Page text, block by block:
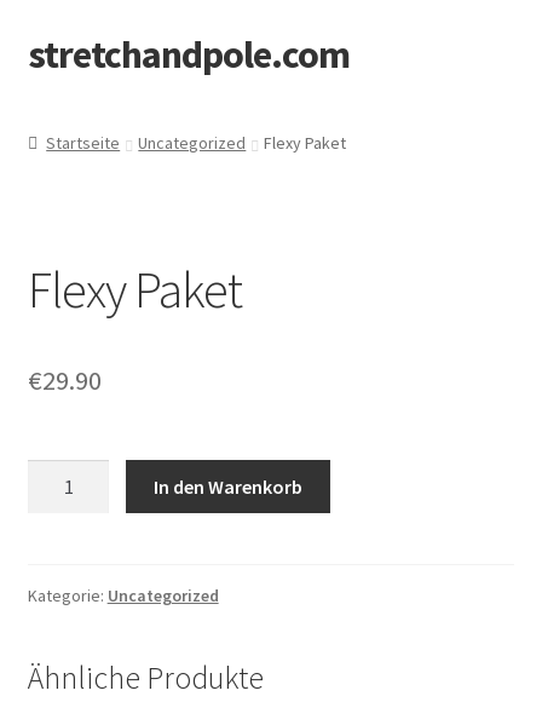
Zur
Navigation
Zum
Inhalt
stretchandpole.com
Startseite Uncategorized Flexy Paket
Flexy Paket
€29.90
In den Warenkorb
Kategorie: Uncategorized
Ähnliche Produkte